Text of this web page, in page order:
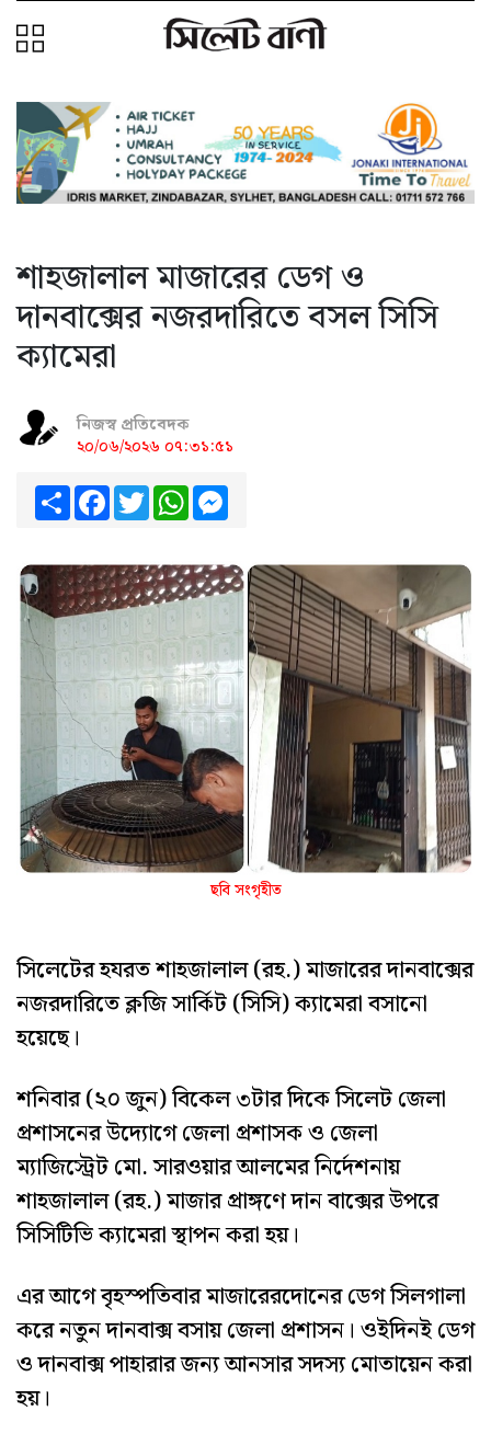
শাহজালাল মাজারের ডেগ ও
দানবাক্সের নজরদারিতে বসল সিসি
ক্যামেরা
নিজস্ব প্রতিবেদক
২০/০৬/২০২৬ ০৭:৩১:৫১
ShareFacebook
TwitterWhatsApp
ছবি সংগৃহীত
সিলেটের হযরত শাহজালাল (রহ.) মাজারের দানবাক্সের
নজরদারিতে ক্লজি সার্কিট (সিসি) ক্যামেরা বসানো
হয়েছে।
শনিবার (২০ জুন) বিকেল ৩টার দিকে সিলেট জেলা
প্রশাসনের উদ্যোগে জেলা প্রশাসক ও জেলা
ম্যাজিস্ট্রেট মো. সারওয়ার আলমের নির্দেশনায়
শাহজালাল (রহ.) মাজার প্রাঙ্গণে দান বাক্সের উপরে
সিসিটিভি ক্যামেরা স্থাপন করা হয়।
এর আগে বৃহস্পতিবার মাজারেরদোনের ডেগ সিলগালা
করে নতুন দানবাক্স বসায় জেলা প্রশাসন। ওইদিনই ডেগ
ও দানবাক্স পাহারার জন্য আনসার সদস্য মোতায়েন করা
হয়।